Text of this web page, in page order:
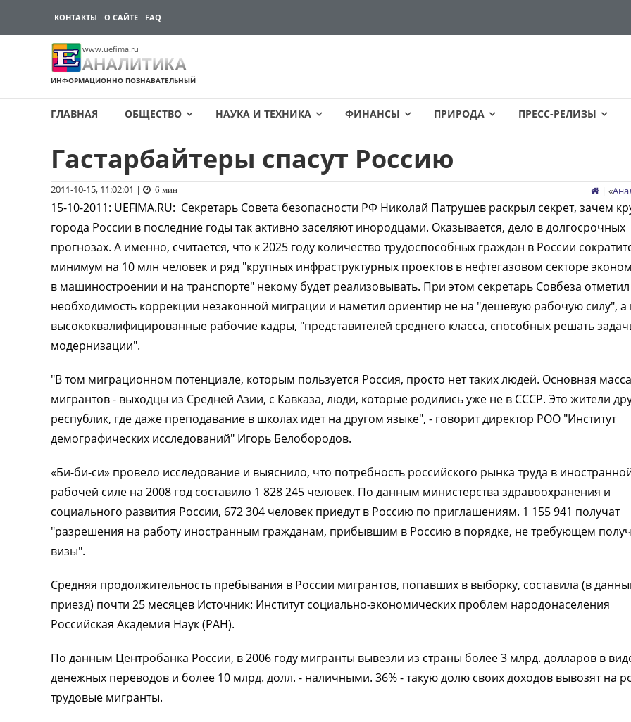
КОНТАКТЫ О САЙТЕ FAQ
www.uefima.ru
АНАЛИТИКА
ИНФОРМАЦИОННО ПОЗНАВАТЕЛЬНЫЙ
ГЛАВНАЯ ОБЩЕСТВО НАУКА И ТЕХНИКА ФИНАНСЫ ПРИРОДА ПРЕСС-РЕЛИЗЫ
содержимому
Гастарбайтеры спасут Россию
2011-10-15, 11:02:01 | 6 мин | «
15-10-2011: UEFIMA.RU: Секретарь Совета безопасности РФ Николай Патрушев раскрыл секрет, зачем
города России в последние годы так активно заселяют инородцами. Оказывается, дело в долгосрочных
прогнозах. А именно, считается, что к 2025 году количество трудоспособных граждан в России
минимум на 10 млн человек и ряд "крупных инфраструктурных проектов в нефтегазовом секторе
в машиностроении и на транспорте" некому будет реализовывать. При этом секретарь Совбеза отметил
необходимость коррекции незаконной миграции и наметил ориентир не на "дешевую рабочую силу", а
высококвалифицированные рабочие кадры, "представителей среднего класса, способных решать
модернизации".
"В том миграционном потенциале, которым пользуется Россия, просто нет таких людей. Основная масса
мигрантов - выходцы из Средней Азии, с Кавказа, люди, которые родились уже не в СССР. Это жители
республик, где даже преподавание в школах идет на другом языке", - говорит директор РОО "Институт
демографических исследований" Игорь Белобородов.
«Би-би-си» провело исследование и выяснило, что потребность российского рынка труда в
рабочей силе на 2008 год составило 1 828 245 человек. По данным министерства здравоохранения и
социального развития России, 672 304 человек приедут в Россию по приглашениям. 1 155 941 получат
"разрешения на работу иностранным гражданам, прибывшим в Россию в порядке, не требующем
визы".
Средняя продолжительность пребывания в России мигрантов, попавших в выборку, составила (в
приезд) почти 25 месяцев Источник: Институт социально-экономических проблем народонаселения
Российская Академия Наук (РАН).
По данным Центробанка России, в 2006 году мигранты вывезли из страны более 3 млрд. долларов в
денежных переводов и более 10 млрд. долл. - наличными. 36% - такую долю своих доходов вывозят на
трудовые мигранты.